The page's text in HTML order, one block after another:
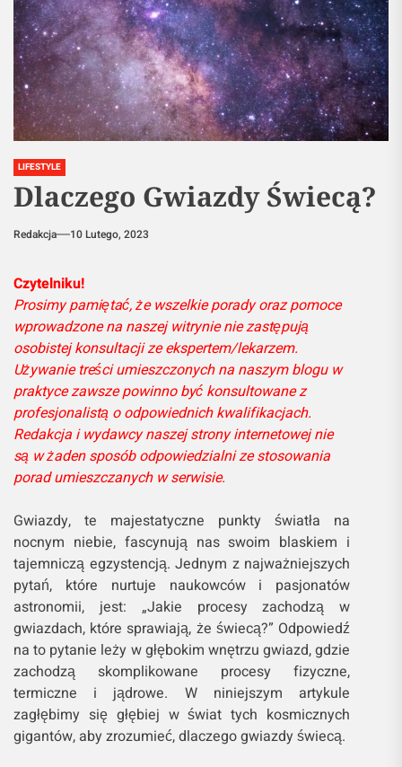
LIFESTYLE
Dlaczego Gwiazdy Świecą?
Redakcja 10 Lutego, 2023
Czytelniku!
Prosimy pamiętać, że wszelkie porady oraz pomoce
wprowadzone na naszej witrynie nie zastępują
osobistej konsultacji ze ekspertem/lekarzem.
Używanie treści umieszczonych na naszym blogu w
praktyce zawsze powinno być konsultowane z
profesjonalistą o odpowiednich kwalifikacjach.
Redakcja i wydawcy naszej strony internetowej nie
są w żaden sposób odpowiedzialni ze stosowania
porad umieszczanych w serwisie.
Gwiazdy, te majestatyczne punkty światła na
nocnym niebie, fascynują nas swoim blaskiem i
tajemniczą egzystencją. Jednym z najważniejszych
pytań, które nurtuje naukowców i pasjonatów
astronomii, jest: „Jakie procesy zachodzą w
gwiazdach, które sprawiają, że świecą?” Odpowiedź
na to pytanie leży w głębokim wnętrzu gwiazd, gdzie
zachodzą skomplikowane procesy fizyczne,
termiczne i jądrowe. W niniejszym artykule
zagłębimy się głębiej w świat tych kosmicznych
gigantów, aby zrozumieć, dlaczego gwiazdy świecą.